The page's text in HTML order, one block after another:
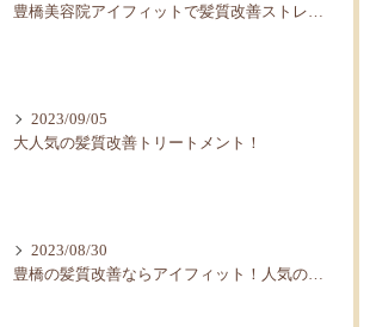
2023/09/05
大人気の髪質改善トリートメント！
2023/08/30
豊橋の髪質改善ならアイフィット！人気の水素トリートメント